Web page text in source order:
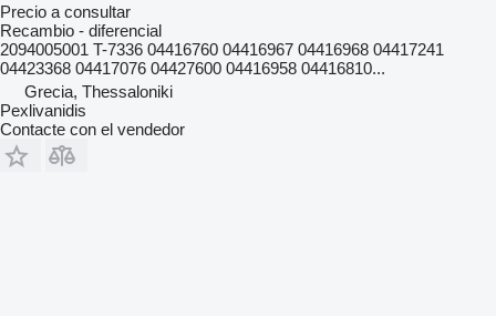
Precio a consultar
Recambio - diferencial
2094005001 T-7336 04416760 04416967 04416968 04417241
04423368 04417076 04427600 04416958 04416810...
Grecia, Thessaloniki
Pexlivanidis
Contacte con el vendedor